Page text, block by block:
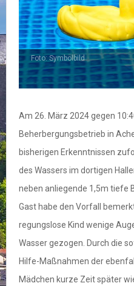
Foto: Symbolbild
Am 26. März 2024 gegen
Beherbergungsbetrieb in
bisherigen Erkenntnissen
des Wassers im dortigen
neben anliegende 1,5m tiefe
Gast habe den Vorfall
regungslose Kind wenige
Wasser gezogen. Durch die
Hilfe-Maßnahmen der
Mädchen kurze Zeit später